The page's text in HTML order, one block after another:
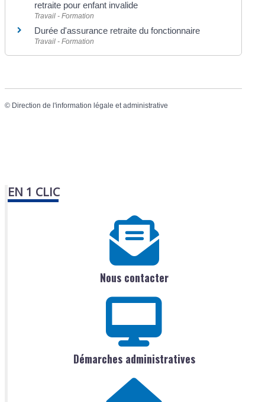
retraite pour enfant invalide
Travail - Formation
Durée d'assurance retraite du fonctionnaire
Travail - Formation
© Direction de l'information légale et administrative
EN 1 CLIC
Nous contacter
Démarches administratives